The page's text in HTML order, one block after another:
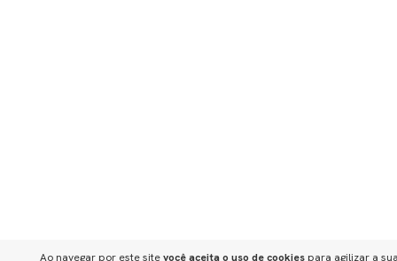
Ao navegar por este sitevocê aceita o uso de cookiespara agilizar a